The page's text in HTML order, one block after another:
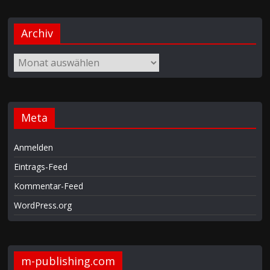
Archiv
Meta
Anmelden
Eintrags-Feed
Kommentar-Feed
WordPress.org
m-publishing.com